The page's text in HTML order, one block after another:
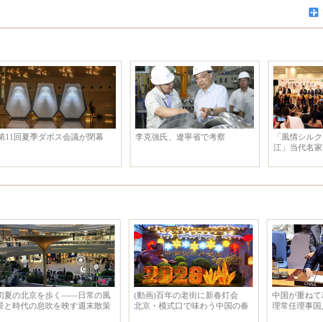
香
で開
遼寧省大連市を空撮
「復興号」、中国の高速鉄道が
トップを走る新たな征途を切り